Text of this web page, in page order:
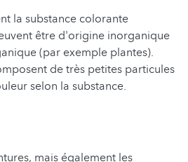
la substance colorante
être d'origine inorganique
(par exemple plantes).
de très petites particules
selon la substance.
mais également les